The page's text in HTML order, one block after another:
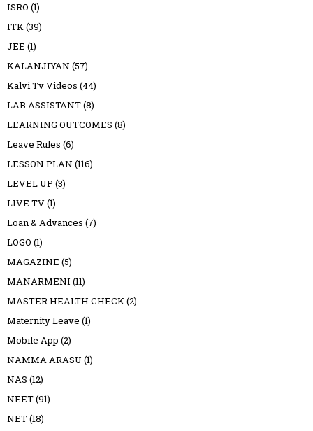
ISRO (1)
ITK(39)
JEE (1)
KALANJIYAN (57)
Kalvi Tv Videos (44)
LAB ASSISTANT(8)
LEARNING OUTCOMES (8)
Leave Rules (6)
LESSON PLAN (116)
LEVEL UP (3)
LIVE TV(1)
Loan & Advances (7)
LOGO (1)
MAGAZINE (5)
MANARMENI (11)
MASTER HEALTH CHECK(2)
Maternity Leave (1)
Mobile App (2)
NAMMA ARASU (1)
NAS (12)
NEET(91)
NET(18)